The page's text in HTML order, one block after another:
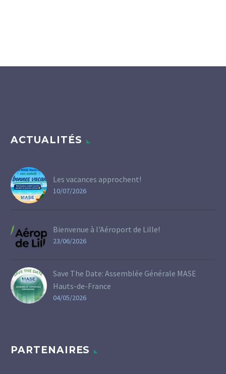
ACTUALITÉS
Les vacances approchent!
10/07/2026
Bienvenue à l'Aéroport de Lille!
23/06/2026
Save The Date: Assemblée Générale MASE
Hauts-de-France
04/05/2026
PARTENAIRES